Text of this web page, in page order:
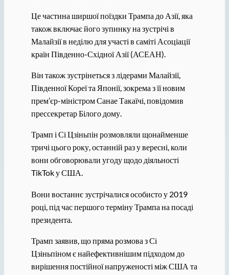
Це частина ширшої поїздки Трампа до Азії, яка
також включає його зупинку на зустрічі в
Малайзії в неділю для участі в саміті Асоціації
країн Південно-Східної Азії (АСЕАН).
Він також зустрінеться з лідерами Малайзії,
Південної Кореї та Японії, зокрема з її новим
прем’єр-міністром Санае Такаїчі, повідомив
прессекретар Білого дому.
Трамп і Сі Цзіньпін розмовляли щонайменше
тричі цього року, останній раз у вересні, коли
вони обговорювали угоду щодо діяльності
TikTok у США.
Вони востаннє зустрічалися особисто у 2019
році, під час першого терміну Трампа на посаді
президента.
Трамп заявив, що пряма розмова з Сі
Цзіньпіном є найефективнішим підходом до
вирішення постійної напруженості між США та